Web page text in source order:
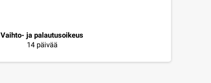
Vaihto- ja palautusoikeus
14 päivää